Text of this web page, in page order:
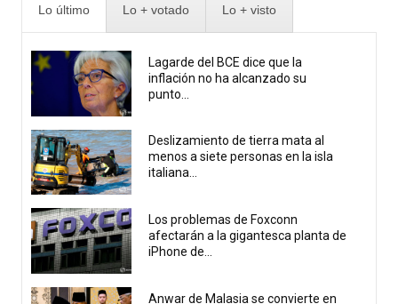
Lo último Lo + votado Lo + visto
Lagarde del BCE dice que la
inflación no ha alcanzado su
punto...
Deslizamiento de tierra mata al
menos a siete personas en la isla
italiana...
Los problemas de Foxconn
afectarán a la gigantesca planta de
iPhone de...
Anwar de Malasia se convierte en